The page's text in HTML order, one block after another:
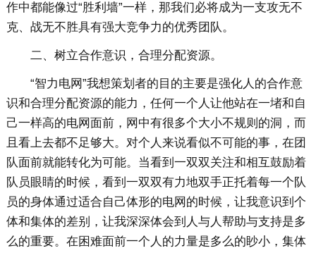
作中都能像过“胜利墙”一样，那我们必将成为一支攻无不
克、战无不胜具有强大竞争力的优秀团队。
二、树立合作意识，合理分配资源。
“智力电网”我想策划者的目的主要是强化人的合作意
识和合理分配资源的能力，任何一个人让他站在一堵和自
己一样高的电网面前，网中有很多个大小不规则的洞，而
且看上去都不足够大。对个人来说看似不可能的事，在团
队面前就能转化为可能。当看到一双双关注和相互鼓励着
队员眼睛的时候，看到一双双有力地双手正托着每一个队
员的身体通过适合自己体形的电网的时候，让我意识到个
体和集体的差别，让我深深体会到人与人帮助与支持是多
么的重要。在困难面前一个人的力量是多么的眇小，集体